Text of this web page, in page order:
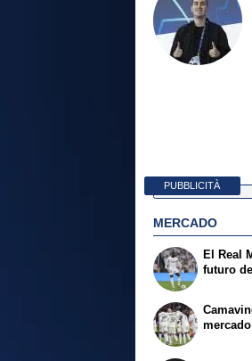
PUBBLICITÀ
MERCADO
El Real
futuro